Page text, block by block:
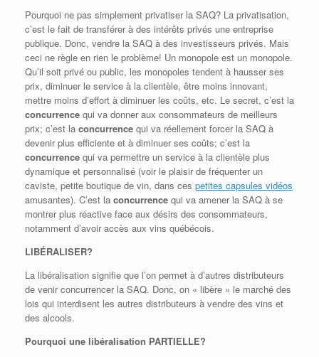
Pourquoi ne pas simplement privatiser la SAQ? La privatisation,
c’est le fait de transférer à des intérêts privés une entreprise
publique. Donc, vendre la SAQ à des investisseurs privés. Mais
ceci ne règle en rien le problème! Un monopole est un monopole.
Qu’il soit privé ou public, les monopoles tendent à hausser ses
prix, diminuer le service à la clientèle, être moins innovant,
mettre moins d’effort à diminuer les coûts, etc. Le secret, c’est la
concurrence qui va donner aux consommateurs de meilleurs
prix; c’est la concurrence qui va réellement forcer la SAQ à
devenir plus efficiente et à diminuer ses coûts; c’est la
concurrence qui va permettre un service à la clientèle plus
dynamique et personnalisé (voir le plaisir de fréquenter un
caviste, petite boutique de vin, dans ces petites capsules vidéos
amusantes). C’est la concurrence qui va amener la SAQ à se
montrer plus réactive face aux désirs des consommateurs,
notamment d’avoir accès aux vins québécois.
LIBÉRALISER?
La libéralisation signifie que l’on permet à d’autres distributeurs
de venir concurrencer la SAQ. Donc, on « libère » le marché des
lois qui interdisent les autres distributeurs à vendre des vins et
des alcools.
Pourquoi une libéralisation PARTIELLE?